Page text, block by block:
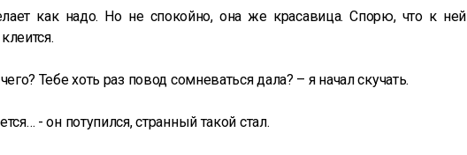
как надо. Но не спокойно, она же красавица. Спорю, что к ней
Тебе хоть раз повод сомневаться дала? – я начал скучать.
- он потупился, странный такой стал.